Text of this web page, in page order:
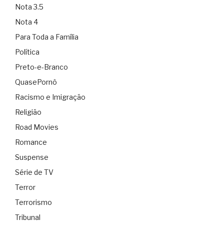
Nota 3.5
Nota 4
Para Toda a Família
Política
Preto-e-Branco
QuasePornô
Racismo e Imigração
Religião
Road Movies
Romance
Suspense
Série de TV
Terror
Terrorismo
Tribunal